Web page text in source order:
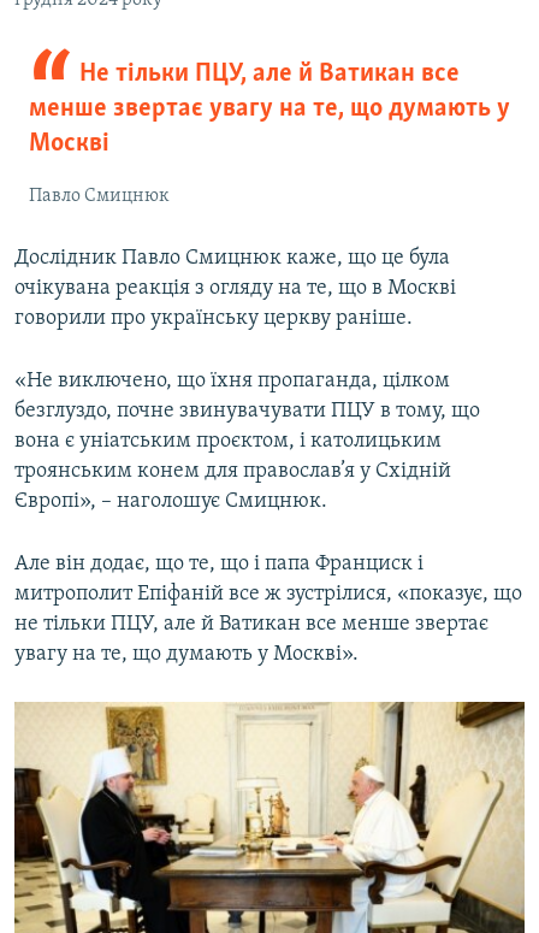
Не тільки ПЦУ, але й Ватикан все
менше звертає увагу на те, що думають у
Москві
Павло Смицнюк
Дослідник Павло Смицнюк каже, що це була
очікувана реакція з огляду на те, що в Москві
говорили про українську церкву раніше.
«Не виключено, що їхня пропаганда, цілком
безглуздо, почне звинувачувати ПЦУ в тому, що
вона є уніатським проєктом, і католицьким
троянським конем для православ’я у Східній
Європі», – наголошує Смицнюк.
Але він додає, що те, що і папа Франциск і
митрополит Епіфаній все ж зустрілися, «показує, що
не тільки ПЦУ, але й Ватикан все менше звертає
увагу на те, що думають у Москві».